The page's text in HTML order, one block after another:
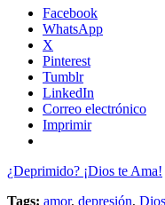
Facebook
WhatsApp
X
Pinterest
Tumblr
LinkedIn
Correo electrónico
Imprimir
¿Deprimido? ¡Dios te Ama!
Tags: amor, depresión,